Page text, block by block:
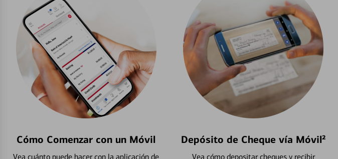
Cómo Comenzar con un Móvil
Vea cuánto puede hacer con la aplicación de
Depósito de Cheque vía Móvil²
Vea cómo depositar cheques y recibir